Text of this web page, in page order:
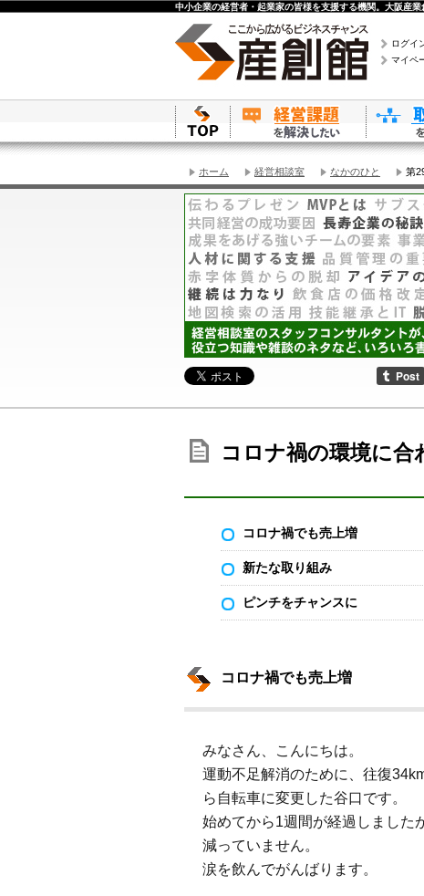
中小企業の経営者・起業家の皆様を支援する機関。大阪産
ログイ
マイペ
ホーム 経営相談室 なかのひと 第
コロナ禍の環境に合
コロナ禍でも売上増
新たな取り組み
ピンチをチャンスに
コロナ禍でも売上増
みなさん、こんにちは。
運動不足解消のために、往復
ら自転車に変更した谷口です。
始めてから1週間が経過しました
減っていません。
涙を飲んでがんばります。